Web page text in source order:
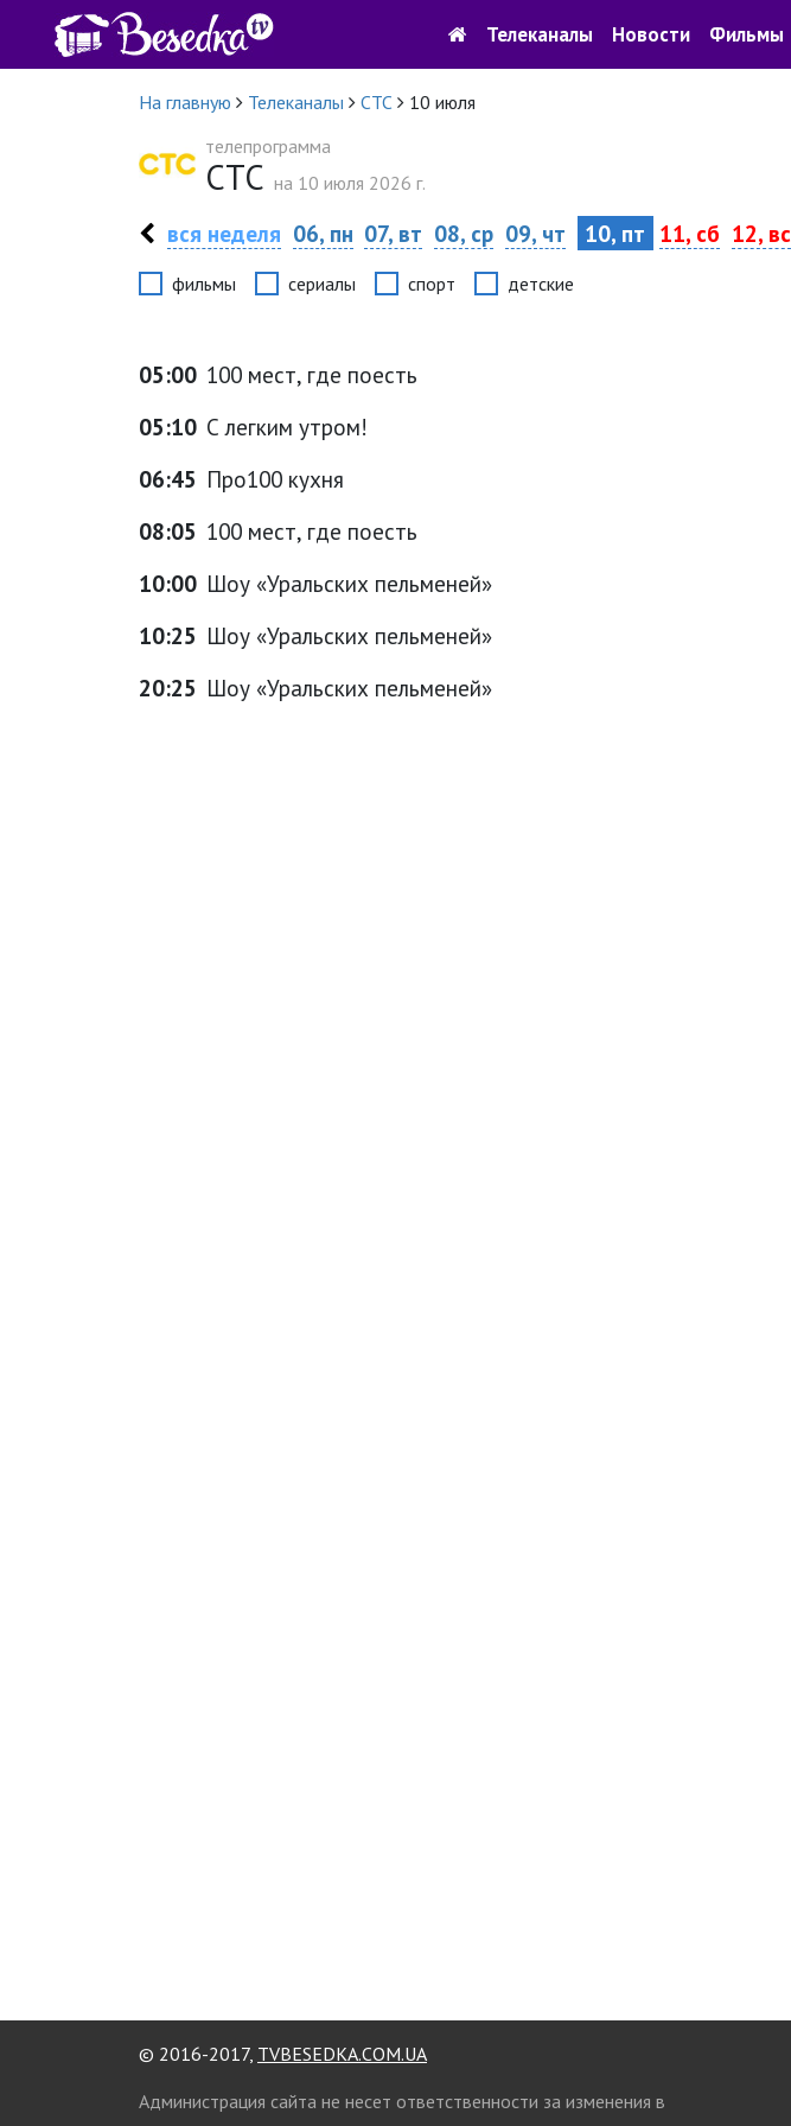
Телеканалы Новости Фильмы
На главную Телеканалы СТС
10 июля
телепрограмма
СТС на 10 июля 2026 г.
вся неделя 06, пн 07, вт 08, ср 09, чт 10, пт 11, сб 12, вс
фильмы сериалы спорт детские
05:00 100 мест, где поесть
05:10 С легким утром!
06:45 Про100 кухня
08:05 100 мест, где поесть
10:00 Шоу «Уральских пельменей»
10:25 Шоу «Уральских пельменей»
20:25 Шоу «Уральских пельменей»
© 2016-2017, TVBESEDKA.COM.UA
Администрация сайта не несет ответственности за изменения в